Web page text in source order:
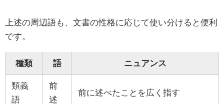
上述の周辺語も、文書の性格に応じて使い分けると便利
です。
種類 語 ニュアンス
類義
語
前
述
前に述べたことを広く指す